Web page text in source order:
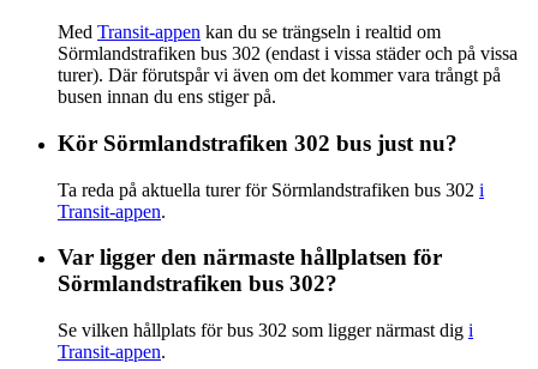
Med Transit-appen kan du se trängseln i realtid om
Sörmlandstrafiken bus 302 (endast i vissa städer och på vissa
turer). Där förutspår vi även om det kommer vara trångt på
busen innan du ens stiger på.
Kör Sörmlandstrafiken 302 bus just nu?
Ta reda på aktuella turer för Sörmlandstrafiken bus 302 i
Transit-appen.
Var ligger den närmaste hållplatsen för
Sörmlandstrafiken bus 302?
Se vilken hållplats för bus 302 som ligger närmast dig i
Transit-appen.